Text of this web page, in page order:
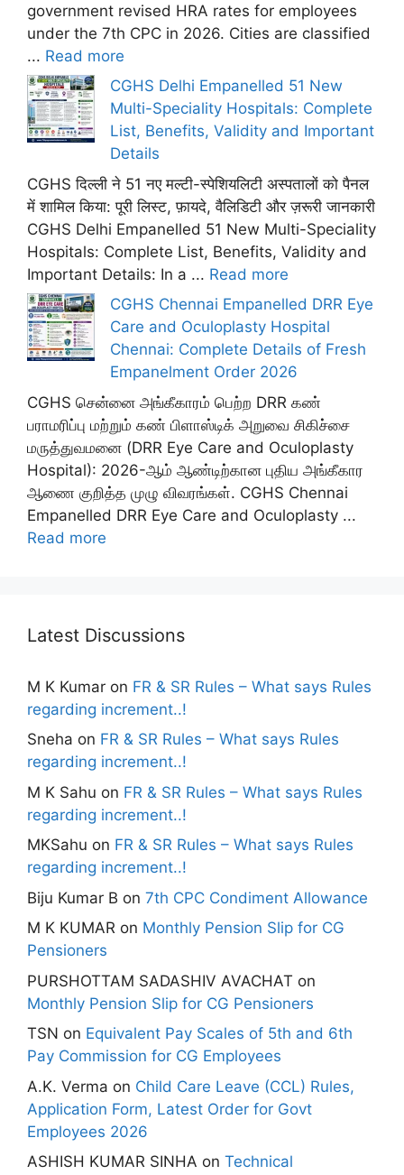
government revised HRA rates for employees
under the 7th CPC in 2026. Cities are classified
... Read more
CGHS Delhi Empanelled 51 New
Multi-Speciality Hospitals: Complete
List, Benefits, Validity and Important
Details
CGHS दिल्ली ने 51 नए मल्टी-स्पेशियलिटी अस्पतालों को पैनल
में शामिल किया: पूरी लिस्ट, फ़ायदे, वैलिडिटी और ज़रूरी जानकारी
CGHS Delhi Empanelled 51 New Multi-Speciality
Hospitals: Complete List, Benefits, Validity and
Important Details: In a ... Read more
CGHS Chennai Empanelled DRR Eye
Care and Oculoplasty Hospital
Chennai: Complete Details of Fresh
Empanelment Order 2026
CGHS சென்னை அங்கீகாரம் பெற்ற DRR கண்
பராமரிப்பு மற்றும் கண் பிளாஸ்டிக் அறுவை சிகிச்சை
மருத்துவமனை (DRR Eye Care and Oculoplasty
Hospital): 2026-ஆம் ஆண்டிற்கான புதிய அங்கீகார
ஆணை குறித்த முழு விவரங்கள். CGHS Chennai
Empanelled DRR Eye Care and Oculoplasty ...
Read more
Latest Discussions
M K Kumar on FR & SR Rules – What says Rules
regarding increment..!
Sneha on FR & SR Rules – What says Rules
regarding increment..!
M K Sahu on FR & SR Rules – What says Rules
regarding increment..!
MKSahu on FR & SR Rules – What says Rules
regarding increment..!
Biju Kumar B on 7th CPC Condiment Allowance
M K KUMAR on Monthly Pension Slip for CG
Pensioners
PURSHOTTAM SADASHIV AVACHAT on
Monthly Pension Slip for CG Pensioners
TSN on Equivalent Pay Scales of 5th and 6th
Pay Commission for CG Employees
A.K. Verma on Child Care Leave (CCL) Rules,
Application Form, Latest Order for Govt
Employees 2026
ASHISH KUMAR SINHA on Technical